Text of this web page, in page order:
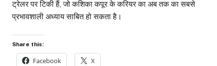
ट्रेलर पर टिकी हैं, जो कशिका कपूर के करियर का अब तक का सबसे
प्रभावशाली अध्याय साबित हो सकता है।
Share this:
Facebook X